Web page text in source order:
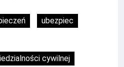
ubezpiec
cywilnej